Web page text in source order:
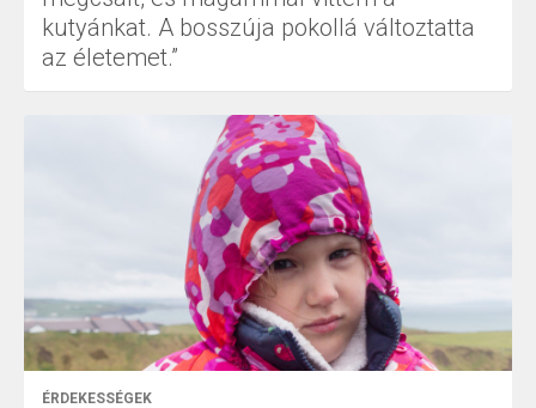
kutyánkat. A bosszúja pokollá változtatta
az életemet.”
ÉRDEKESSÉGEK